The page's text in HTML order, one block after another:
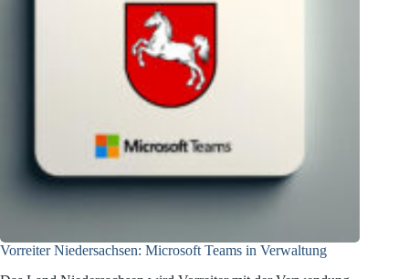
Vorreiter Niedersachsen: Microsoft Teams in Verwaltung